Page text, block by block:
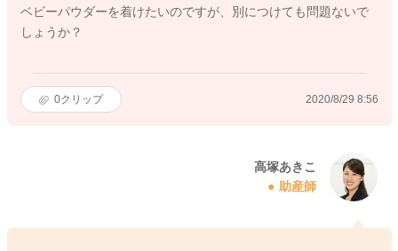
ベビーパウダーを着けたいのですが、別につけても問題ないで
しょうか？
0クリップ 2020/8/29 8:56
高塚あきこ
助産師